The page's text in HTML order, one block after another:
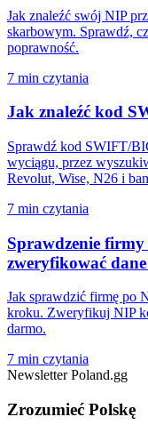
Jak znaleźć swój NIP
skarbowym. Sprawdź,
poprawność.
7 min czytania
Jak znaleźć kod
Sprawdź kod SWIFT/
wyciągu, przez
Revolut, Wise, N26 i
7 min czytania
Sprawdzenie
zweryfikować
Jak sprawdzić firmę po
kroku. Zweryfikuj NIP
darmo.
7 min czytania
Newsletter Poland.gg
Zrozumieć Polskę